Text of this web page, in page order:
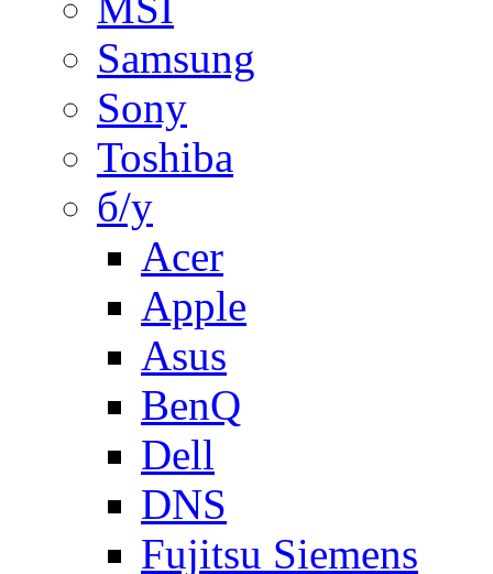
Samsung
Sony
Toshiba
б/у
Acer
Apple
Asus
BenQ
Dell
DNS
Fujitsu Siemens